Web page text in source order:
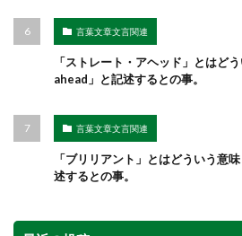
言葉文章文言関連
「ストレート・アヘッド」とはど
ahead」と記述するとの事。
言葉文章文言関連
「ブリリアント」とはどういう意
述するとの事。